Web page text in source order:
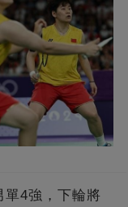
單4強，下輪將